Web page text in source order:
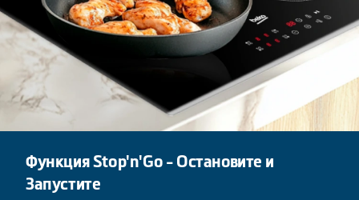
Функция Stop'n'Go - Остановите и
Запустите